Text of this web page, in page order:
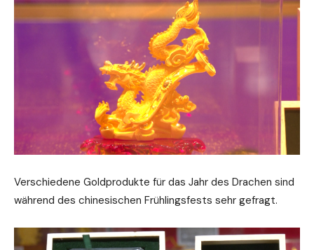
Verschiedene Goldprodukte für das Jahr des Drachen sind
während des chinesischen Frühlingsfests sehr gefragt.